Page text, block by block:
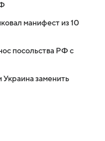
манифест из 10
посольства РФ с
заменить